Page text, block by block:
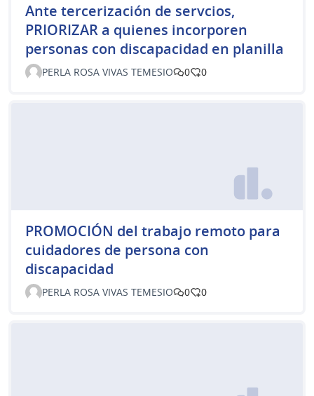
Ante tercerización de servcios,
PRIORIZAR a quienes incorporen
personas con discapacidad en planilla
PERLA ROSA VIVAS TEMESIO 0 0
PROMOCIÓN del trabajo remoto para
cuidadores de persona con
discapacidad
PERLA ROSA VIVAS TEMESIO 0 0